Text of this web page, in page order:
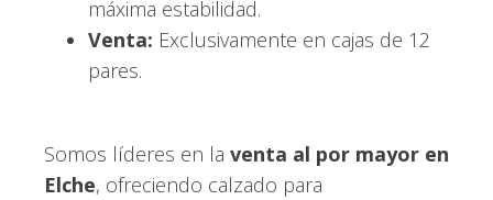
máxima estabilidad.
Venta: Exclusivamente en cajas de 12
pares.
Somos líderes en la venta al por mayor en
Elche, ofreciendo calzado para